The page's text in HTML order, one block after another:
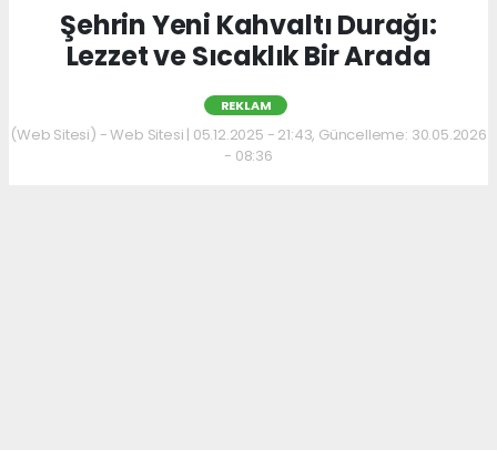
Şehrin Yeni Kahvaltı Durağı:
Lezzet ve Sıcaklık Bir Arada
REKLAM
(Web Sitesi) - Web Sitesi | 05.12.2025 - 21:43, Güncelleme: 30.05.2026
- 08:36